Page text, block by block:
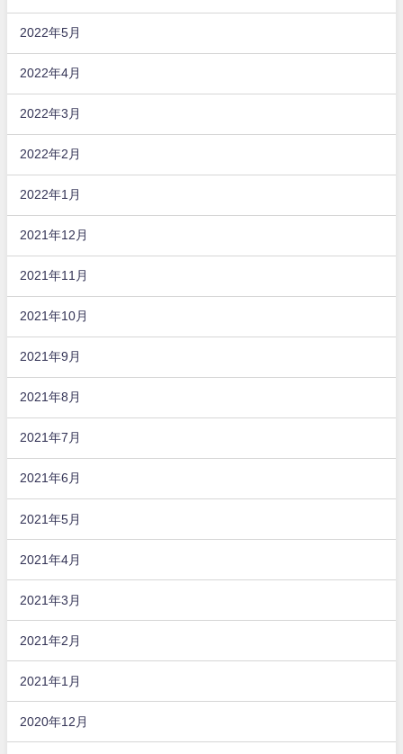
2022年5月
2022年4月
2022年3月
2022年2月
2022年1月
2021年12月
2021年11月
2021年10月
2021年9月
2021年8月
2021年7月
2021年6月
2021年5月
2021年4月
2021年3月
2021年2月
2021年1月
2020年12月